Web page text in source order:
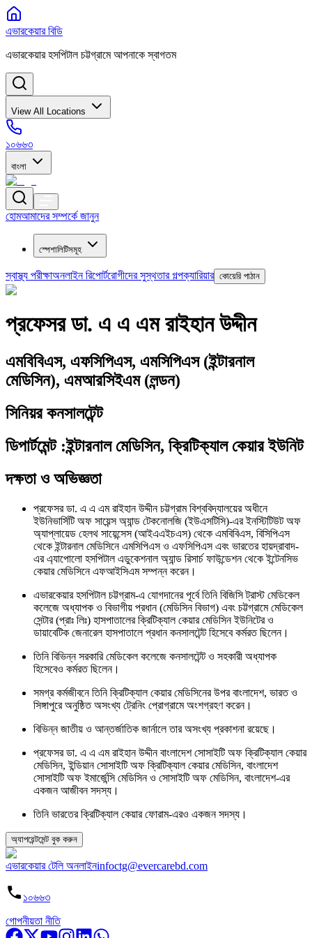
এভারকেয়ার বিডি
এভারকেয়ার হসপিটাল চট্টগ্রামে আপনাকে স্বাগতম
View All Locations
১০৬৬৩
বাংলা
হোমআমাদের সম্পর্কে জানুন
স্পেশালিটিসমূহ
স্বাস্থ্য পরীক্ষাঅনলাইন রিপোর্টরোগীদের সুস্থতার গল্পক্যারিয়ার কোয়েরি পাঠান
প্রফেসর ডা. এ এ এম রাইহান উদ্দীন
এমবিবিএস, এফসিপিএস, এমসিপিএস (ইন্টারনাল
মেডিসিন), এমআরসিইএম (লন্ডন)
সিনিয়র কনসালটেন্ট
ডিপার্টমেন্ট:ইন্টারনাল মেডিসিন, ক্রিটিক্যাল কেয়ার ইউনিট
দক্ষতা ও অভিজ্ঞতা
প্রফেসর ডা. এ এ এম রাইহান উদ্দীন চট্টগ্রাম বিশ্ববিদ্যালয়ের অধীনে
ইউনিভার্সিটি অফ সায়েন্স অ্যান্ড টেকনোলজি (ইউএসটিসি)-এর ইনস্টিটিউট অফ
অ্যাপ্লায়েড হেলথ সায়েন্সেস (আইএএইচএস) থেকে এমবিবিএস, বিসিপিএস
থেকে ইন্টারনাল মেডিসিনে এমসিপিএস ও এফসিপিএস এবং ভারতের হায়দ্রাবাদ-
এর এ্যাপোলো হসপিটাল এডুকেশনাল অ্যান্ড রিসার্চ ফাউন্ডেশন থেকে ইন্টেনসিভ
কেয়ার মেডিসিনে এফআইসিএম সম্পন্ন করেন।
এভারকেয়ার হসপিটাল চট্টগ্রাম-এ যোগদানের পূর্বে তিনি বিজিসি ট্রাস্ট মেডিকেল
কলেজে অধ্যাপক ও বিভাগীয় প্রধান (মেডিসিন বিভাগ) এবং চট্টগ্রামে মেডিকেল
সেন্টার (প্রাঃ লিঃ) হাসপাতালের ক্রিটিক্যাল কেয়ার মেডিসিন ইউনিটের ও
ডায়াবেটিক জেনারেল হাসপাতালে প্রধান কনসালটেন্ট হিসেবে কর্মরত ছিলেন।
তিনি বিভিন্ন সরকারি মেডিকেল কলেজে কনসালটেন্ট ও সহকারী অধ্যাপক
হিসেবেও কর্মরত ছিলেন।
সমগ্র কর্মজীবনে তিনি ক্রিটিক্যাল কেয়ার মেডিসিনের উপর বাংলাদেশ, ভারত ও
সিঙ্গাপুরে অনুষ্ঠিত অসংখ্য ট্রেনিং প্রোগ্রামে অংশগ্রহণ করেন।
বিভিন্ন জাতীয় ও আন্তর্জাতিক জার্নালে তার অসংখ্য প্রকাশনা রয়েছে।
প্রফেসর ডা. এ এ এম রাইহান উদ্দীন বাংলাদেশ সোসাইটি অফ ক্রিটিক্যাল কেয়ার
মেডিসিন, ইন্ডিয়ান সোসাইটি অফ ক্রিটিক্যাল কেয়ার মেডিসিন, বাংলাদেশ
সোসাইটি অফ ইমার্জেন্সি মেডিসিন ও সোসাইটি অফ মেডিসিন, বাংলাদেশ-এর
একজন আজীবন সদস্য।
তিনি ভারতের ক্রিটিক্যাল কেয়ার ফোরাম-এরও একজন সদস্য।
অ্যাপয়েন্টমেন্ট বুক করুন
এভারকেয়ার টেলি অনলাইনinfoctg@evercarebd.com
১০৬৬৩
গোপনীয়তা নীতি